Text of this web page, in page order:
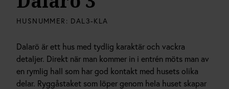
HUSNUMMER: DAL3-KLA
Dalarö är ett hus med tydlig karaktär och vackra
detaljer. Direkt när man kommer in i entrén möts man av
en rymlig hall som har god kontakt med husets olika
delar. Ryggåstaket som löper genom hela huset skapar